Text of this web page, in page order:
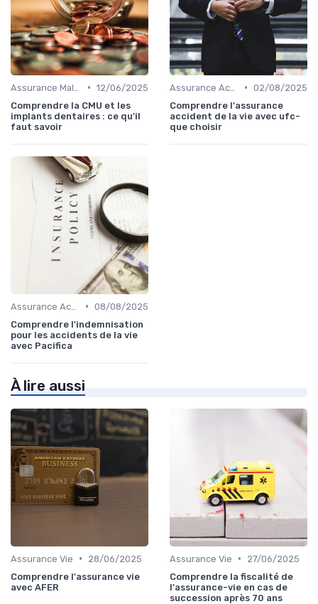
• 12/06/2025
Comprendre la CMU et les
implants dentaires : ce qu'il
faut savoir
• 02/08/2025
Comprendre l'assurance
accident de la vie avec ufc-
que choisir
• 08/08/2025
Comprendre l'indemnisation
pour les accidents de la vie
avec Pacifica
À lire aussi
Assurance Vie •
28/06/2025
Comprendre l'assurance vie
avec AFER
Assurance Vie •
27/06/2025
Comprendre la fiscalité de
l'assurance-vie en cas de
succession après 70 ans